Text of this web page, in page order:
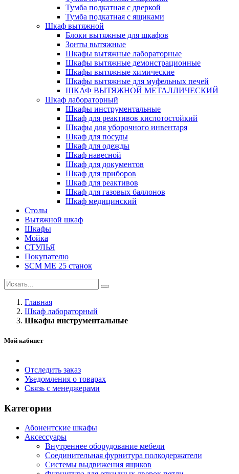
Тумба подкатная с дверкой
Тумба подкатная с ящиками
Шкаф вытяжной
Блоки вытяжные для шкафов
Зонты вытяжные
Шкафы вытяжные лабораторные
Шкафы вытяжные демонстрационные
Шкафы вытяжные химические
Шкафы вытяжные для муфельных печей
ШКАФ ВЫТЯЖНОЙ МЕТАЛЛИЧЕСКИЙ
Шкаф лабораторный
Шкафы инструментальные
Шкаф для реактивов кислотостойкий
Шкафы для уборочного инвентаря
Шкаф для посуды
Шкаф для одежды
Шкаф навесной
Шкаф для документов
Шкаф для приборов
Шкаф для реактивов
Шкаф для газовых баллонов
Шкаф медицинский
Столы
Вытяжной шкаф
Шкафы
Мойка
СТУЛЬЯ
Покупателю
SCM ME 25 станок
Главная
Шкаф лабораторный
Шкафы инструментальные
Мой кабинет
Отследить заказ
Уведомления о товарах
Связь с менеджерами
Категории
Абонентские шкафы
Аксессуары
Внутреннее оборудование мебели
Соединительная фурнитура полкодержатели
Системы выдвижения ящиков